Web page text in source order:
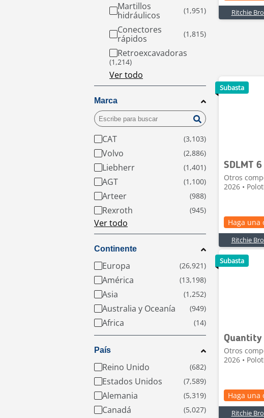
Martillos
hidráulicos
Conectores
rápidos
Retroexcavadoras
Ver todo
Marca
CAT
Volvo
Liebherr
AGT
Arteer
Rexroth
Ver todo
Continente
Europa
América
Asia
Australia y Oceanía
Africa
País
Reino Unido
Estados Unidos
Alemania
Canadá
Ritchie
Otros
2026 •
Haga una
Ritchie
Subasta
Otros
2026 •
Haga una
Ritchie
Subasta